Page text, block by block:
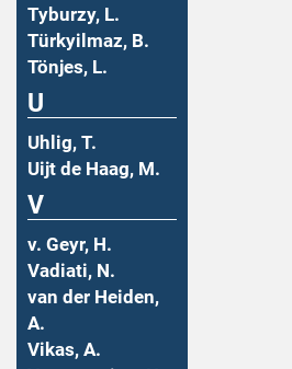
Tyburzy, L.
Türkyilmaz, B.
Tönjes, L.
U
Uhlig, T.
Uijt de Haag, M.
V
v. Geyr, H.
Vadiati, N.
van der Heiden,
A.
Vikas, A.